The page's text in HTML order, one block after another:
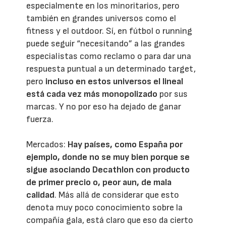
especialmente en los minoritarios, pero
también en grandes universos como el
fitness y el outdoor. Sí, en fútbol o running
puede seguir “necesitando” a las grandes
especialistas como reclamo o para dar una
respuesta puntual a un determinado target,
pero incluso en estos universos el lineal
está cada vez más monopolizado por sus
marcas. Y no por eso ha dejado de ganar
fuerza.
Mercados: Hay países, como España por
ejemplo, donde no se muy bien porque se
sigue asociando Decathlon con producto
de primer precio o, peor aun, de mala
calidad. Más allá de considerar que esto
denota muy poco conocimiento sobre la
compañía gala, está claro que eso da cierto